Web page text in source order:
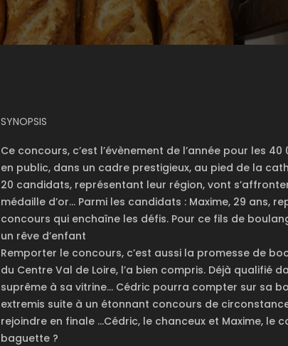
SYNOPSIS
Ce concours, c’est l’évènement de l’année pour les
en public, dans un cadre prestigieux, au pied de la
20 candidats, représentant leur région, vont
médaille d’or… Parmi les candidats : Maxime, 29 ans,
concours qui enchaîne les défis. Pour ce fils de
un rêve d’enfant
Remporter le concours, c’est aussi la promesse de
du Centre Val de Loire, l’a bien compris. Déjà qualifié
suprême à sa vitrine… Cédric pourra compter sur sa
extremis suite à un étonnant concours de
rejoindre en finale …Cédric, le chanceux et Maxime, le
baguette ?